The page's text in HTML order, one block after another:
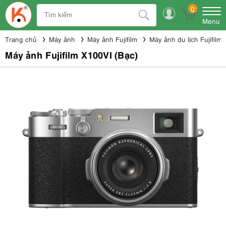
0
Menu
Trang chủ Máy ảnh Máy ảnh Fujifilm Máy ảnh du lịch Fujifilm
Máy ảnh Fujifilm X100VI (Bạc)